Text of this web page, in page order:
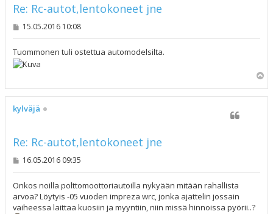
Re: Rc-autot,lentokoneet jne
V
s
t
i
15.05.2016 10:08
Tuommonen tuli ostettua automodelsilta.
ö
kylväjä
Re: Rc-autot,lentokoneet jne
V
s
t
16.05.2016 09:35
Onkos noilla polttomoottoriautoilla nykyään mitään rahallista
arvoa? Löytyis -05 vuoden impreza wrc, jonka ajattelin jossain
vaiheessa laittaa kuosiin ja myyntiin, niin missä hinnoissa pyörii..?